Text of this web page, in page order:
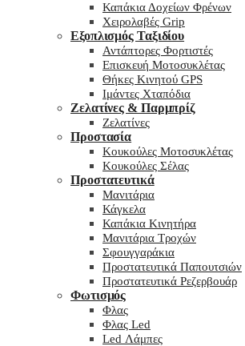
Καπάκια Δοχείων Φρένων
Χειρολαβές Grip
Εξοπλισμός Ταξιδίου
Αντάπτορες Φορτιστές
Επισκευή Μοτοσυκλέτας
Θήκες Κινητού GPS
Ιμάντες Χταπόδια
Ζελατίνες & Παρμπρίζ
Ζελατίνες
Προστασία
Κουκούλες Μοτοσυκλέτας
Κουκούλες Σέλας
Προστατευτικά
Μανιτάρια
Κάγκελα
Καπάκια Κινητήρα
Μανιτάρια Τροχών
Σφουγγαράκια
Προστατευτικά Παπουτσιών
Προστατευτικά Ρεζερβουάρ
Φωτισμός
Φλας
Φλας Led
Led Λάμπες